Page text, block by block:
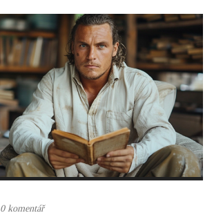
0 komentář